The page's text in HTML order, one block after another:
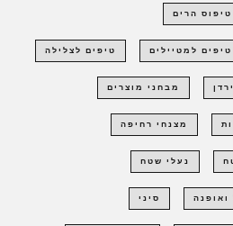
טיפוס הרים
טיפים למטיילים טיפים לצלילה
ירדן מבחני מוצרים
מצנחי רחיפה
נעלי שטח
ואופנה סיני